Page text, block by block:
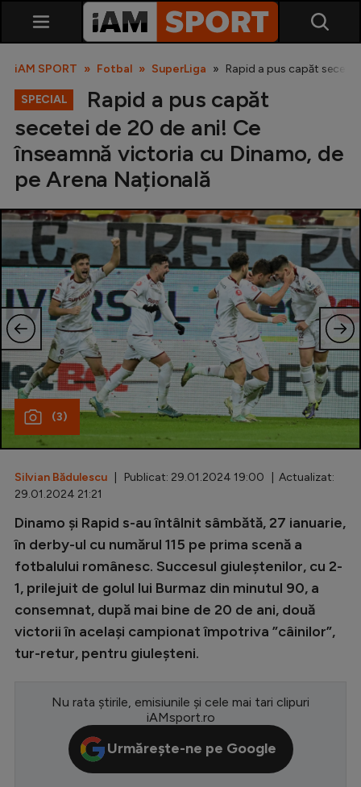
SuperLiga
Liga 2
Cupa României
Echipa Națională
U21
Fotbal feminin
Special
Diverse
Inedit
Clasamente
Champions League
Europa League
Conference League
CM 2026
LaLiga
Serie A
Bundesliga
iAM SPORT Fotbal SuperLiga Rapid a pus capăt
SPECIAL
Rapid a pus capăt
secetei de 20 de ani! Ce
înseamnă victoria cu Dinamo, de
pe Arena Națională
(3)
Silvian Bădulescu | Publicat: 29.01.2024 19:00 | Actualizat:
29.01.2024 21:21
Dinamo și Rapid s-au întâlnit sâmbătă, 27 ianuarie,
în derby-ul cu numărul 115 pe prima scenă a
fotbalului românesc. Succesul giuleștenilor, cu 2-
1, prilejuit de golul lui Burmaz din minutul 90, a
consemnat, după mai bine de 20 de ani, două
victorii în același campionat împotriva ”câinilor”,
tur-retur, pentru giuleșteni.
Nu rata știrile, emisiunile și cele mai tari clipuri
iAMsport.ro
Urmărește-ne pe Google